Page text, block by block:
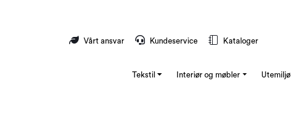
Vårt ansvar Kundeservice Kataloger
Tekstil Interiør og møbler Utemiljø